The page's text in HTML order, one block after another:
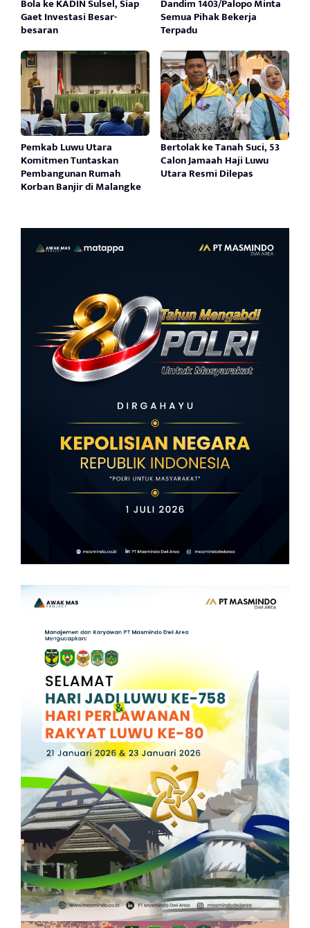
Bola ke KADIN Sulsel, Siap
Gaet Investasi Besar-
besaran
Dandim 1403/Palopo Minta
Semua Pihak Bekerja
Terpadu
Pemkab Luwu Utara
Komitmen Tuntaskan
Pembangunan Rumah
Korban Banjir di Malangke
Bertolak ke Tanah Suci, 53
Calon Jamaah Haji Luwu
Utara Resmi Dilepas